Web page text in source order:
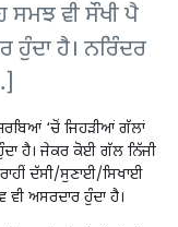
ਸਮਝ ਵੀ ਸੌਖੀ ਪੈ
ਹੁੰਦਾ ਹੈ। ਨਰਿੰਦਰ
‘ਚੋਂ ਜਿਹੜੀਆਂ ਗੱਲਾਂ
ਹੈ। ਜੇਕਰ ਕੋਈ ਗੱਲ ਨਿੱਜੀ
ਦੱਸੀ/ਸੁਣਾਈ/ਸਿਖਾਈ
ਵੀ ਅਸਰਦਾਰ ਹੁੰਦਾ ਹੈ।